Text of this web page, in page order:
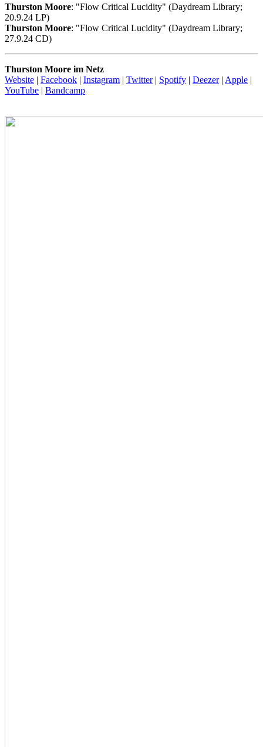
Thurston Moore: "Flow Critical Lucidity" (Daydream Library;
20.9.24 LP)
Thurston Moore: "Flow Critical Lucidity" (Daydream Library;
27.9.24 CD)
Thurston Moore im Netz
Website | Facebook | Instagram | Twitter| Spotify | Deezer| Apple |
YouTube | Bandcamp